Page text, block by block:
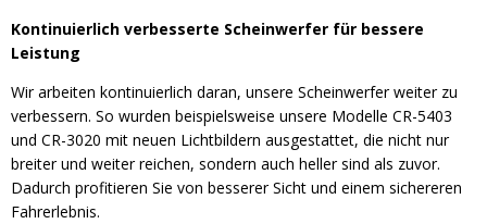
Kontinuierlich verbesserte Scheinwerfer für bessere
Leistung
Wir arbeiten kontinuierlich daran, unsere Scheinwerfer weiter zu
verbessern. So wurden beispielsweise unsere Modelle CR-5403
und CR-3020 mit neuen Lichtbildern ausgestattet, die nicht nur
breiter und weiter reichen, sondern auch heller sind als zuvor.
Dadurch profitieren Sie von besserer Sicht und einem sichereren
Fahrerlebnis.